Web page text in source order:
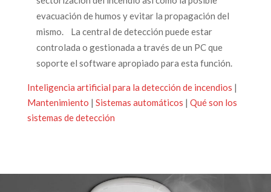
evacuación de humos y evitar la propagación del
mismo. La central de detección puede estar
controlada o gestionada a través de un PC que
soporte el software apropiado para esta función.
Inteligencia artificial para la detección de incendios |
Mantenimiento | Sistemas automáticos | Qué son los
sistemas de detección